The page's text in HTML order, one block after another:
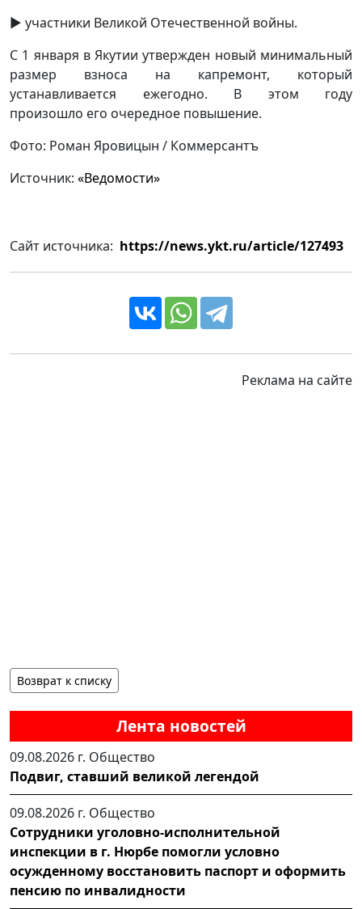
Лента новостей
09.08.2026 г. Общество
Подвиг, ставший великой легендой
09.08.2026 г. Общество
Сотрудники уголовно-исполнительной
инспекции в г. Нюрбе помогли условно
осужденному восстановить паспорт и оформить
пенсию по инвалидности
► участники Великой Отечественной войны.
С 1 января в Якутии утвержден новый минимальный
размер взноса на капремонт, который
устанавливается ежегодно. В этом году
произошло его очередное повышение.
Фото: Роман Яровицын / Коммерсантъ
Источник: «Ведомости»
Сайт источника: https://news.ykt.ru/article/127493
Реклама на сайте
Возврат к списку